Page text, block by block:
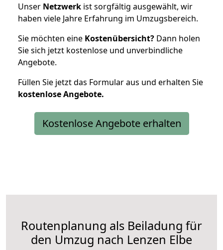
Unser Netzwerk ist sorgfältig ausgewählt, wir
haben viele Jahre Erfahrung im Umzugsbereich.
Sie möchten eine Kostenübersicht? Dann holen
Sie sich jetzt kostenlose und unverbindliche
Angebote.
Füllen Sie jetzt das Formular aus und erhalten Sie
kostenloseAngebote.
Kostenlose Angebote erhalten
Routenplanung als Beiladung für
den Umzug nach Lenzen Elbe